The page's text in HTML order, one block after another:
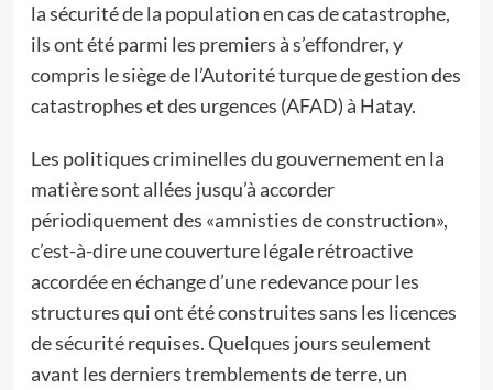
la sécurité de la population en cas de catastrophe,
ils ont été parmi les premiers à s’effondrer, y
compris le siège de l’Autorité turque de gestion des
catastrophes et des urgences (AFAD) à Hatay.
Les politiques criminelles du gouvernement en la
matière sont allées jusqu’à accorder
périodiquement des «amnisties de construction»,
c’est-à-dire une couverture légale rétroactive
accordée en échange d’une redevance pour les
structures qui ont été construites sans les licences
de sécurité requises. Quelques jours seulement
avant les derniers tremblements de terre, un